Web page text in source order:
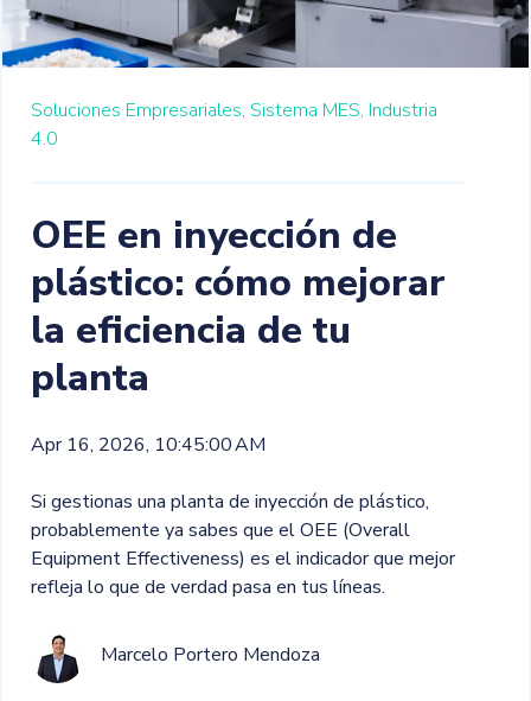
Soluciones Empresariales, Sistema MES, Industria
4.0
OEE en inyección de
plástico: cómo mejorar
la eficiencia de tu
planta
Apr 16, 2026, 10:45:00 AM
Si gestionas una planta de inyección de plástico,
probablemente ya sabes que el OEE (Overall
Equipment Effectiveness) es el indicador que mejor
refleja lo que de verdad pasa en tus líneas.
Marcelo Portero Mendoza